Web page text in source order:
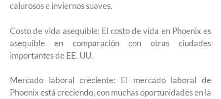
calurosos e inviernos suaves.
Costo de vida asequible: El costo de vida en Phoenix es
asequible en comparación con otras ciudades
importantes de EE. UU.
Mercado laboral creciente: El mercado laboral de
Phoenix está creciendo, con muchas oportunidades en la